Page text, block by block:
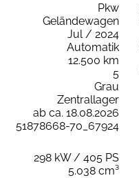
Pkw
Geländewagen
Jul / 2024
Automatik
12.500 km
5
Grau
Zentrallager
ab ca. 18.08.2026
51878668-70_67924
298 kW / 405 PS
5.038 cm³